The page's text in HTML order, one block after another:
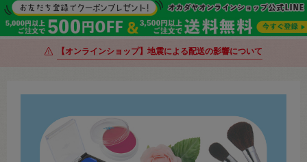
【オンラインショップ】地震による配送の影響について